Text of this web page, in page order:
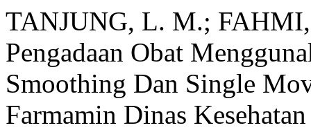
TANJUNG, L. M.; FAHMI,
Pengadaan Obat
Smoothing Dan Single
Farmamin Dinas